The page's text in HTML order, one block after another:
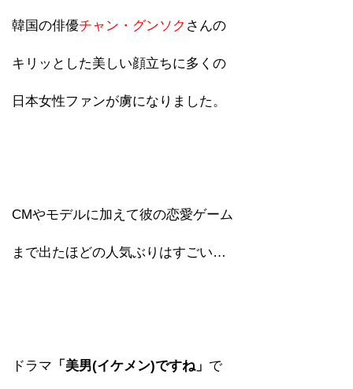
韓国の俳優チャン・グンソク さんの
キリッとした美しい顔立ちに多くの
日本女性ファンが虜になりました。
CMやモデルに加えて彼の恋愛ゲーム
まで出たほどの人気ぶりはすごい…
ドラマ 「美男(イケメン)ですね」 で